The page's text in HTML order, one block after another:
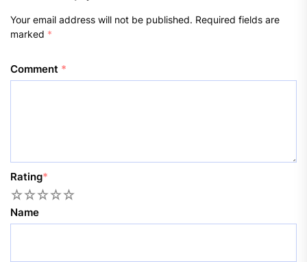
Your email address will not be published. Required fields are
marked *
Comment *
Rating*
5
4
3
2
Name